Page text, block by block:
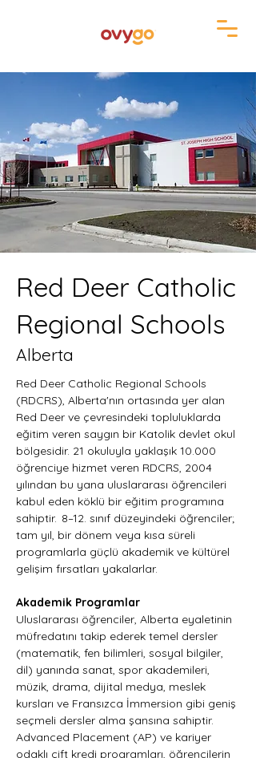
Red Deer Catholic
Regional Schools
Alberta
Red Deer Catholic Regional Schools
(RDCRS), Alberta'nın ortasında yer alan
Red Deer ve çevresindeki topluluklarda
eğitim veren saygın bir Katolik devlet okul
bölgesidir. 21 okuluyla yaklaşık 10.000
öğrenciye hizmet veren RDCRS, 2004
yılından bu yana uluslararası öğrencileri
kabul eden köklü bir eğitim programına
sahiptir.  8–12. sınıf düzeyindeki öğrenciler;
tam yıl, bir dönem veya kısa süreli
programlarla güçlü akademik ve kültürel
gelişim fırsatları yakalarlar.
Akademik Programlar
Uluslararası öğrenciler, Alberta eyaletinin
müfredatını takip ederek temel dersler
(matematik, fen bilimleri, sosyal bilgiler,
dil) yanında sanat, spor akademileri,
müzik, drama, dijital medya, meslek
kursları ve Fransızca İmmersion gibi geniş
seçmeli dersler alma şansına sahiptir.
Advanced Placement (AP) ve kariyer
odaklı çift kredi programları, öğrencilerin